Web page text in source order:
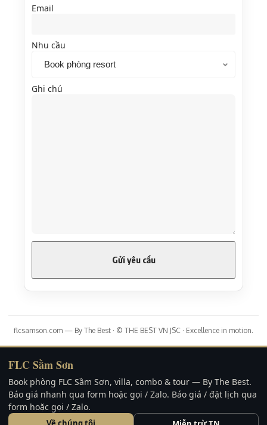
Email
Nhu cầu
Ghi chú
flcsamson.com — By The Best · © THE BEST VN JSC · Excellence in motion.
FLC Sầm Sơn
Book phòng FLC Sầm Sơn, villa, combo & tour — By The Best.
Báo giá nhanh qua form hoặc gọi / Zalo. Báo giá / đặt lịch qua
form hoặc gọi / Zalo.